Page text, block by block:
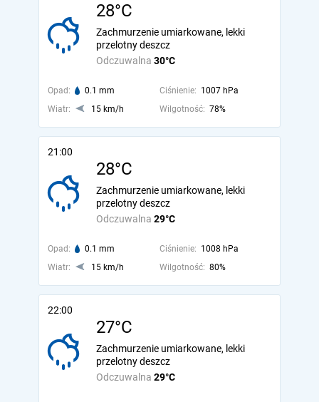
28°C
Odczuwalna 30°C
Zachmurzenie umiarkowane, lekki
przelotny deszcz
Opad: 0.1 mm Ciśnienie: 1007 hPa
Wiatr:
15 km/h Wilgotność: 78%
21:00
28°C
Odczuwalna 29°C
Zachmurzenie umiarkowane, lekki
przelotny deszcz
Opad: 0.1 mm Ciśnienie: 1008 hPa
Wiatr:
15 km/h Wilgotność: 80%
22:00
27°C
Odczuwalna 29°C
Zachmurzenie umiarkowane, lekki
przelotny deszcz